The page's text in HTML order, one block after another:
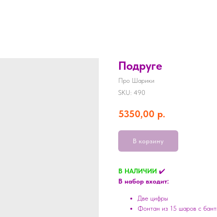
Подруге
Про Шарики
SKU: 490
5350,00 р.
В корзину
В НАЛИЧИИ ✔️
В набор входит:
Две цифры
Фонтан из 15 шаров с